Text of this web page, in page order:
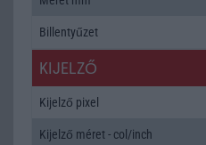
Billentyűzet
KIJELZŐ
Kijelző pixel
Kijelző méret - col/inch